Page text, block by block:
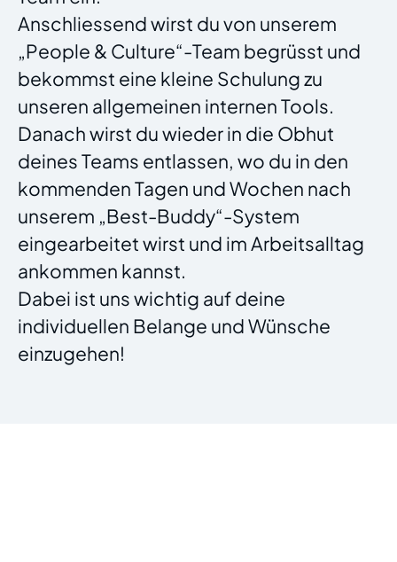
Anschliessend wirst du von unserem
„People & Culture“-Team begrüsst und
bekommst eine kleine Schulung zu
unseren allgemeinen internen Tools.
Danach wirst du wieder in die Obhut
deines Teams entlassen, wo du in den
kommenden Tagen und Wochen nach
unserem „Best-Buddy“-System
eingearbeitet wirst und im Arbeitsalltag
ankommen kannst.
Dabei ist uns wichtig auf deine
individuellen Belange und Wünsche
einzugehen!